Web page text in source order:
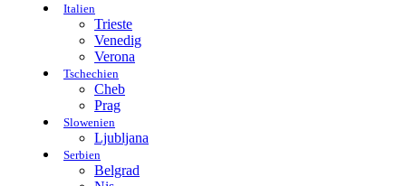
Italien
Trieste
Venedig
Verona
Tschechien
Cheb
Prag
Slowenien
Ljubljana
Serbien
Belgrad